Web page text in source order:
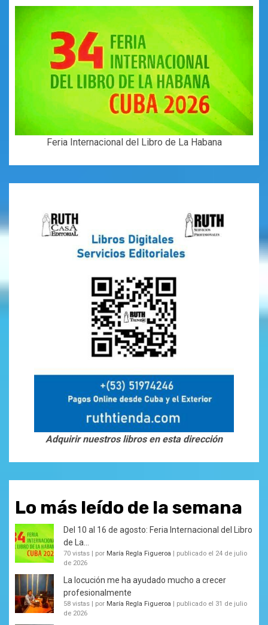
Feria Internacional del Libro de La Habana
Adquirir nuestros libros en esta dirección
Lo más leído de la semana
Del 10 al 16 de agosto: Feria Internacional del Libro
de La...
70 vistas por María Regla Figueroa
publicado el 24 de julio
de 2026
La locución me ha ayudado mucho a crecer
profesionalmente
58 vistas por María Regla Figueroa
publicado el 31 de julio
de 2026